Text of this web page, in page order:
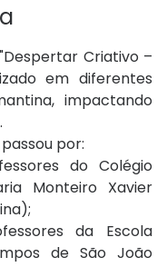
Criativo –
em diferentes
impactando
por:
do Colégio
Monteiro Xavier
da Escola
de São João